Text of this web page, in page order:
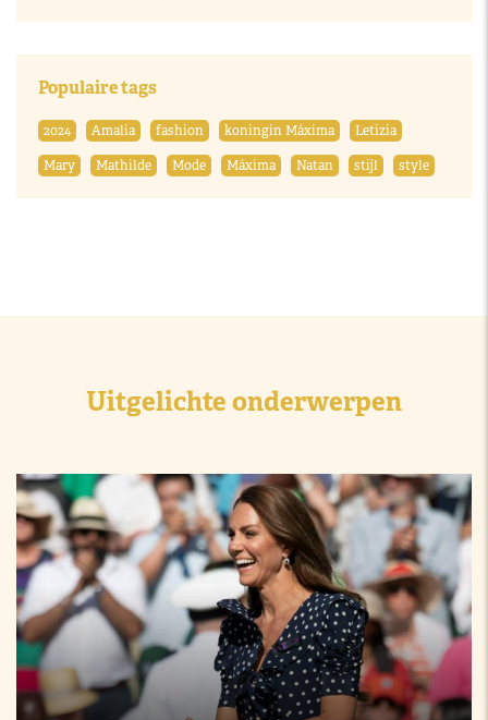
Populaire tags
2024 Amalia fashion koningin Máxima
Letizia
Mary
Mathilde Mode Máxima Natan stijl style
Uitgelichte onderwerpen